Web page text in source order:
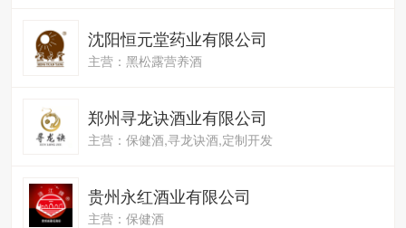
沈阳恒元堂药业有限公司
主营：黑松露营养酒
郑州寻龙诀酒业有限公司
主营：保健酒,寻龙诀酒,定制开发
贵州永红酒业有限公司
主营：保健酒